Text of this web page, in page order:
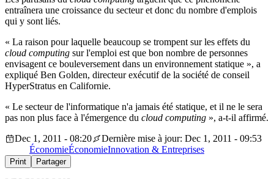
entraînera une croissance du secteur et donc du nombre d'emplois
qui y sont liés.
« La raison pour laquelle beaucoup se trompent sur les effets du
cloud computing sur l'emploi est que bon nombre de personnes
envisagent ce bouleversement dans un environnement statique », a
expliqué Ben Golden, directeur exécutif de la société de conseil
HyperStratus en Californie.
« Le secteur de l'informatique n'a jamais été statique, et il ne le sera
pas non plus face à l'émergence du cloud computing », a-t-il affirmé.
Dec 1, 2011 - 08:20
Dernière mise à jour: Dec 1, 2011 - 09:53
ÉconomieÉconomieInnovation & Entreprises
Print Partager